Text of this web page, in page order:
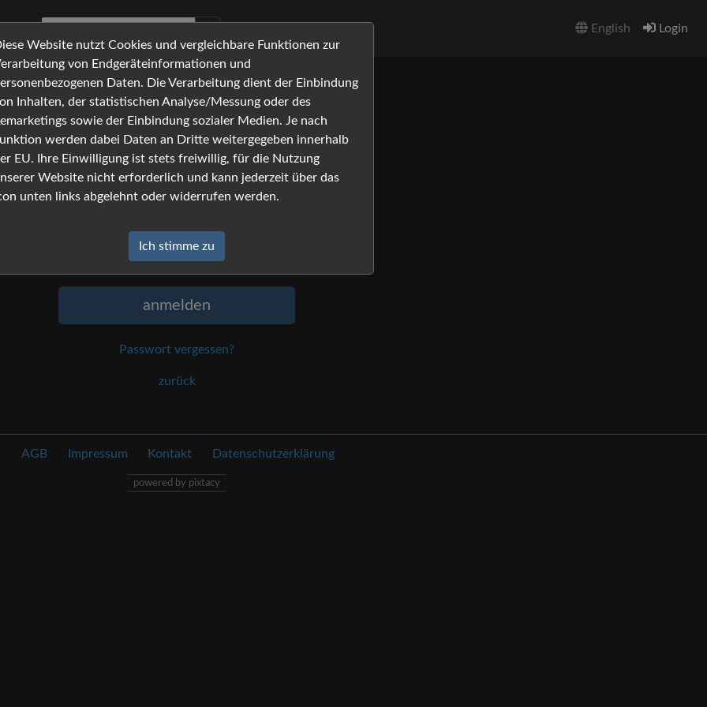
English Login
Anmeldung
Um sich anzumelden, geben Sie Namen
und Passwort ein, und klicken Sie auf
»anmelden«.
Passwort
anmelden
Passwort vergessen?
zurück
Website nutzt Cookies und vergleichbare Funktionen zur
von Endgeräteinformationen und
Daten. Die Verarbeitung dient der Einbindung
Inhalten, der statistischen Analyse/Messung oder des
sowie der Einbindung sozialer Medien. Je nach
werden dabei Daten an Dritte weitergegeben innerhalb
EU. Ihre Einwilligung ist stets freiwillig, für die Nutzung
Website nicht erforderlich und kann jederzeit über das
unten links abgelehnt oder widerrufen werden.
Ich stimme zu
AGB Impressum Kontakt Datenschutzerklärung
powered by pixtacy